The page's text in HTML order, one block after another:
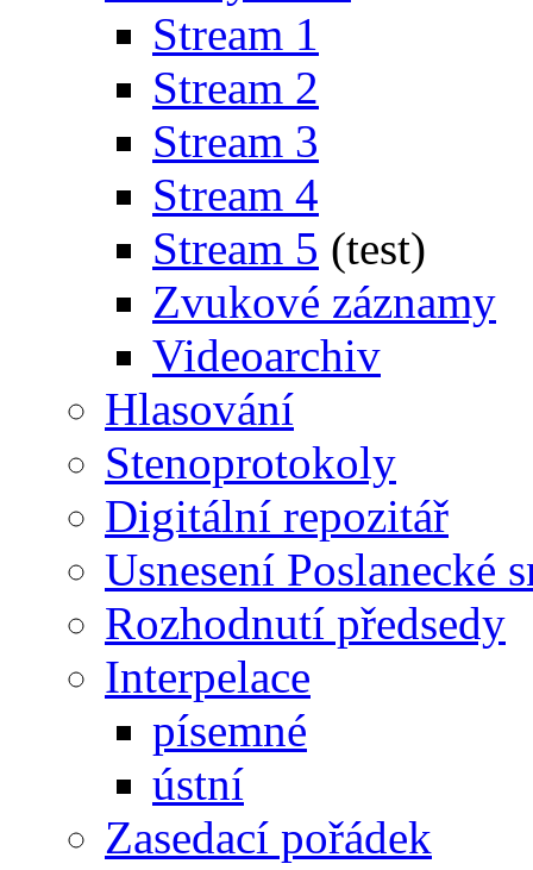
Stream 1
Stream 2
Stream 3
Stream 4
Stream 5 (test)
Zvukové záznamy
Videoarchiv
Hlasování
Stenoprotokoly
Digitální repozitář
Usnesení Poslanecké
Rozhodnutí předsedy
Interpelace
písemné
ústní
Zasedací pořádek